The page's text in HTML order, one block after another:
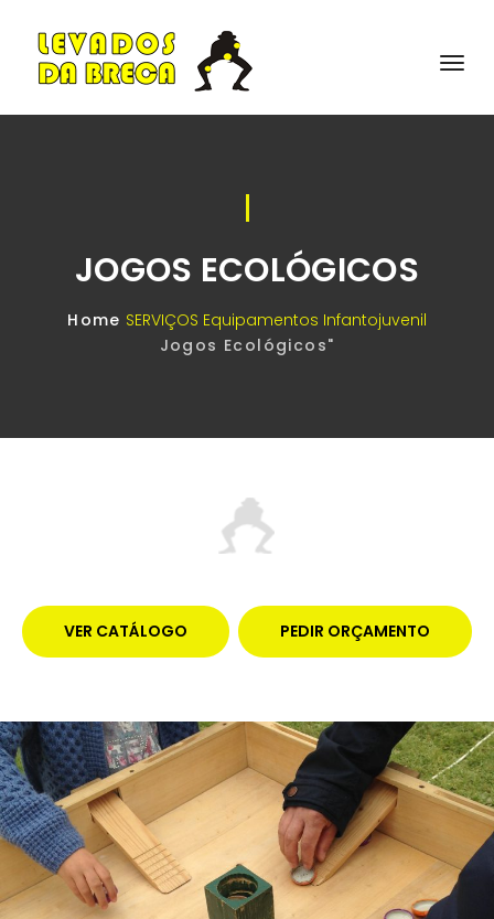
JOGOS ECOLÓGICOS
Home SERVIÇOS Equipamentos Infantojuvenil
Jogos Ecológicos"
VER CATÁLOGO PEDIR ORÇAMENTO